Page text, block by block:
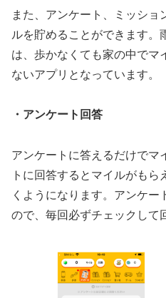
また、アンケート、ミッショ
ルを貯めることができます。
は、歩かなくても家の中でマ
ないアプリとなっています。
・アンケート回答
アンケートに答えるだけでマ
トに回答するとマイルがも
くようになります。アンケー
ので、毎回必ずチェックして